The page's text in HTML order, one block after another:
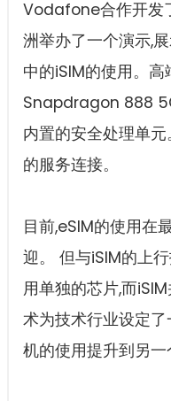
Vodafone合作开发
洲举办了一个演示,
中的iSIM的使用。
Snapdragon 888
内置的安全处理单
的服务连接。
目前,eSIM的使用在
迎。 但与iSIM的上
用单独的芯片,而
术为技术行业设定
机的使用提升到另一